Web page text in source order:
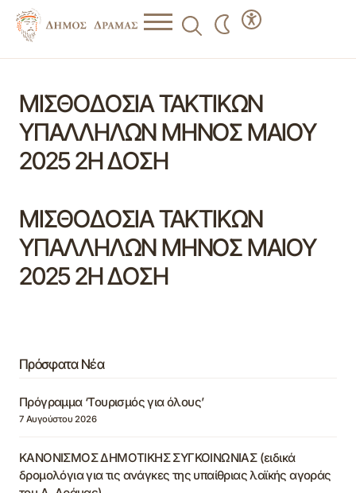
ΜΙΣΘΟΔΟΣΙΑ ΤΑΚΤΙΚΩΝ
ΥΠΑΛΛΗΛΩΝ ΜΗΝΟΣ ΜΑΙΟΥ
2025 2Η ΔΟΣΗ
ΜΙΣΘΟΔΟΣΙΑ ΤΑΚΤΙΚΩΝ
ΥΠΑΛΛΗΛΩΝ ΜΗΝΟΣ ΜΑΙΟΥ
2025 2Η ΔΟΣΗ
Πρόσφατα Νέα
Πρόγραμμα ‘Τουρισμός για όλους’
7 Αυγούστου 2026
ΚΑΝΟΝΙΣΜΟΣ ΔΗΜΟΤΙΚΗΣ ΣΥΓΚΟΙΝΩΝΙΑΣ (ειδικά
δρομολόγια για τις ανάγκες της υπαίθριας λαϊκής αγοράς